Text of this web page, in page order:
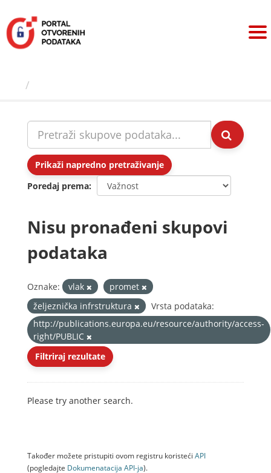
sadržaj
Prikaži napredno pretraživanje
Poredaj prema
Nisu pronađeni skupovi
podataka
Oznake: vlak
promet
željeznička infrstruktura
Vrsta podataka:
http://publications.europa.eu/resource/authority/access-
right/PUBLIC
Filtriraj rezultate
Please try another search.
Također možete pristupiti ovom registru koristeći API
(pogledajte Dokumenаtаcijа API-jа).